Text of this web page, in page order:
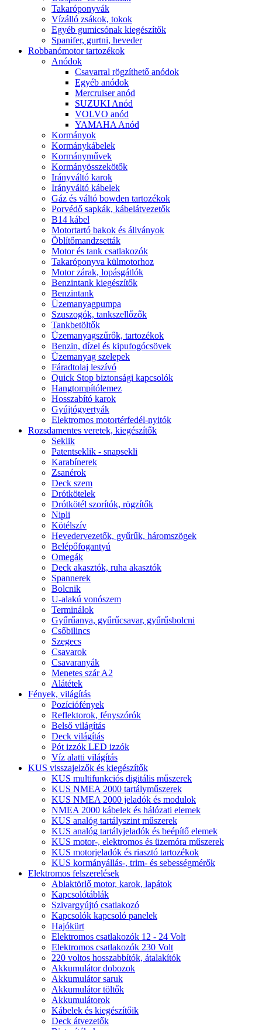
Takaróponyvák
Vízálló zsákok, tokok
Egyéb gumicsónak kiegészítők
Spanifer, gurtni, heveder
Robbanómotor tartozékok
Anódok
Csavarral rögzíthető anódok
Egyéb anódok
Mercruiser anód
SUZUKI Anód
VOLVO anód
YAMAHA Anód
Kormányok
Kormánykábelek
Kormányművek
Kormányösszekötők
Irányváltó karok
Irányváltó kábelek
Gáz és váltó bowden tartozékok
Porvédő sapkák, kábelátvezetők
B14 kábel
Motortartó bakok és állványok
Öblítőmandzsetták
Motor és tank csatlakozók
Takaróponyva külmotorhoz
Motor zárak, lopásgátlók
Benzintank kiegészítők
Benzintank
Üzemanyagpumpa
Szuszogók, tankszellőzők
Tankbetöltők
Üzemanyagszűrők, tartozékok
Benzin, dízel és kipufogócsövek
Üzemanyag szelepek
Fáradtolaj leszívó
Quick Stop biztonsági kapcsolók
Hangtompítólemez
Hosszabító karok
Gyújtógyertyák
Elektromos motortérfedél-nyitók
Rozsdamentes veretek, kiegészítők
Seklik
Patentseklik - snapsekli
Karabínerek
Zsanérok
Deck szem
Drótkötelek
Drótkötél szorítók, rögzítők
Nipli
Kötélszív
Hevedervezetők, gyűrűk, háromszögek
Belépőfogantyú
Omegák
Deck akasztók, ruha akasztók
Spannerek
Bolcnik
U-alakú vonószem
Terminálok
Gyűrűanya, gyűrűcsavar, gyűrűsbolcni
Csőbilincs
Szegecs
Csavarok
Csavaranyák
Menetes szár A2
Alátétek
Fények, világítás
Pozíciófények
Reflektorok, fényszórók
Belső világítás
Deck világítás
Pót izzók LED izzók
Víz alatti világítás
KUS visszajelzők és kiegészítők
KUS multifunkciós digitális műszerek
KUS NMEA 2000 tartályműszerek
KUS NMEA 2000 jeladók és modulok
NMEA 2000 kábelek és hálózati elemek
KUS analóg tartályszint műszerek
KUS analóg tartályjeladók és beépítő elemek
KUS motor-, elektromos és üzemóra műszerek
KUS motorjeladók és riasztó tartozékok
KUS kormányállás-, trim- és sebességmérők
Elektromos felszerelések
Ablaktörlő motor, karok, lapátok
Kapcsolótáblák
Szivargyújtó csatlakozó
Kapcsolók kapcsoló panelek
Hajókürt
Elektromos csatlakozók 12 - 24 Volt
Elektromos csatlakozók 230 Volt
220 voltos hosszabbítók, átalakítók
Akkumulátor dobozok
Akkumulátor saruk
Akkumulátor töltők
Akkumulátorok
Kábelek és kiegészítőik
Deck átvezetők